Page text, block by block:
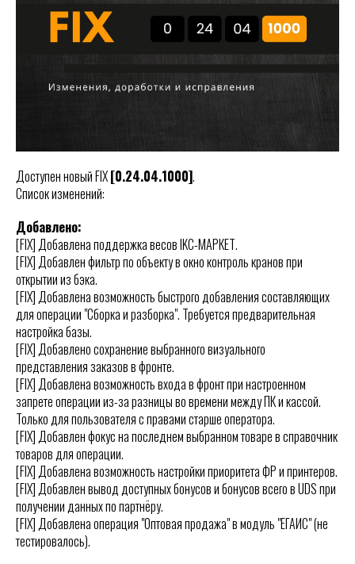
Доступен новый FIX[0.24.04.1000].
Список изменений:
Добавлено:
[FIX] Добавлена поддержка весов IKC-МАРКЕТ.
[FIX] Добавлен фильтр по объекту в окно контроль кранов при
открытии из бэка.
[FIX] Добавлена возможность быстрого добавления составляющих
для операции "Сборка и разборка". Требуется предварительная
настройка базы.
[FIX] Добавлено сохранение выбранного визуального
представления заказов в фронте.
[FIX] Добавлена возможность входа в фронт при настроенном
запрете операции из-за разницы во времени между ПК и кассой.
Только для пользователя с правами старше оператора.
[FIX] Добавлен фокус на последнем выбранном товаре в справочник
товаров для операции.
[FIX] Добавлена возможность настройки приоритета ФР и принтеров.
[FIX] Добавлен вывод доступных бонусов и бонусов всего в UDS при
получении данных по партнёру.
[FIX] Добавлена операция "Оптовая продажа" в модуль "ЕГАИС" (не
тестировалось).